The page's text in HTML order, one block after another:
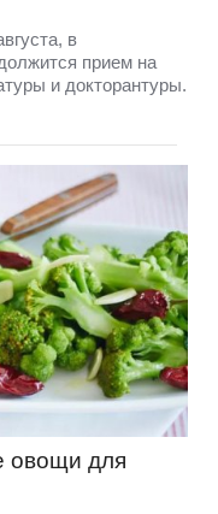
в
прием на
и докторантуры.
овощи для